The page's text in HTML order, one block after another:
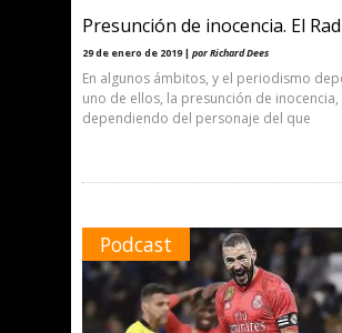
Presunción de inocencia. El
29 de enero de 2019 | por Richard Dees
En algunos ámbitos, y el periodismo
uno de ellos, la presunción de inocencia,
dependiendo del personaje del que
Podcast